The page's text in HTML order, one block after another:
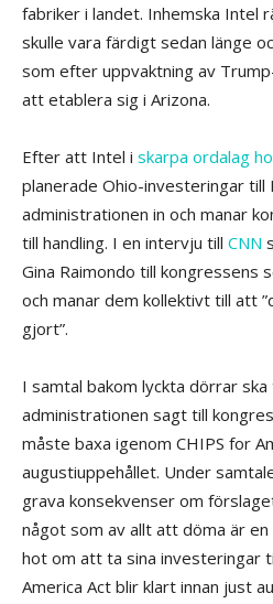
fabriker i landet. Inhemska Intel
skulle vara färdigt sedan länge
som efter uppvaktning av
att etablera sig i Arizona.
Efter att Intel i skarpa ordalag
planerade Ohio-investeringar till
administrationen in och manar
till handling. I en intervju till CNN
Gina Raimondo till kongressens
och manar dem kollektivt till att
gjort”.
I samtal bakom lyckta dörrar
administrationen sagt till
måste baxa igenom CHIPS for
augustiuppehållet. Under
grava konsekvenser om
något som av allt att döma är
hot om att ta sina investeringar
America Act blir klart innan just